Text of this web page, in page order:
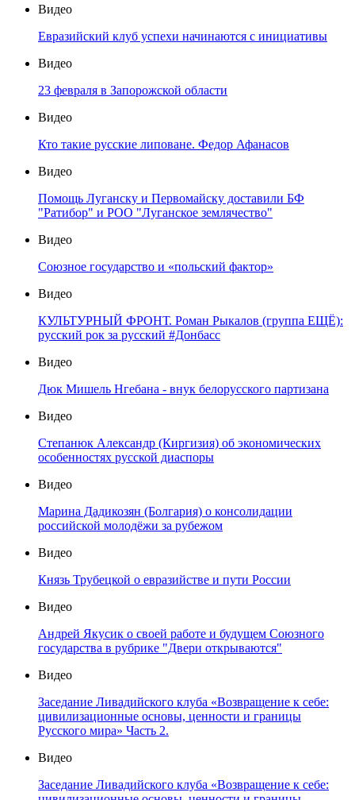
Видео
Евразийский клуб успехи начинаются с инициативы
Видео
23 февраля в Запорожской области
Видео
Кто такие русские липоване. Федор Афанасов
Видео
Помощь Луганску и Первомайску доставили БФ
"Ратибор" и РОО "Луганское землячество"
Видео
Союзное государство и «польский фактор»
Видео
КУЛЬТУРНЫЙ ФРОНТ. Роман Рыкалов (группа ЕЩЁ):
русский рок за русский #Донбасс
Видео
Дюк Мишель Нгебана - внук белорусского партизана
Видео
Степанюк Александр (Киргизия) об экономических
особенностях русской диаспоры
Видео
Марина Дадикозян (Болгария) о консолидации
российской молодёжи за рубежом
Видео
Князь Трубецкой о евразийстве и пути России
Видео
Андрей Якусик о своей работе и будущем Союзного
государства в рубрике "Двери открываются"
Видео
Заседание Ливадийского клуба «Возвращение к себе:
цивилизационные основы, ценности и границы
Русского мира» Часть 2.
Видео
Заседание Ливадийского клуба «Возвращение к себе: